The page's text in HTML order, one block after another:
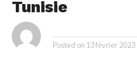
Tunisie
Posted on 13 février 2023